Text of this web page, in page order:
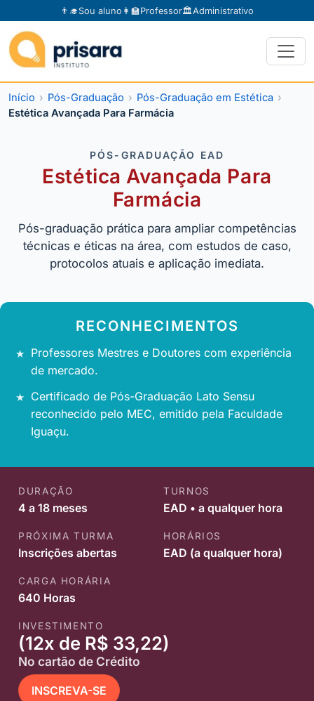
👨‍🎓Sou aluno 👩‍🏫Professor🏛️Administrativo
Início Pós-Graduação
Pós-Graduação em Estética
Estética Avançada Para Farmácia
PÓS-GRADUAÇÃO EAD
Estética Avançada Para
Farmácia
Pós-graduação prática para ampliar competências
técnicas e éticas na área, com estudos de caso,
protocolos atuais e aplicação imediata.
RECONHECIMENTOS
Professores Mestres e Doutores com experiência
de mercado.
Certificado de Pós-Graduação Lato Sensu
reconhecido pelo MEC, emitido pela Faculdade
Iguaçu.
DURAÇÃO
4 a 18 meses
TURNOS
EAD • a qualquer hora
PRÓXIMA TURMA
Inscrições abertas
HORÁRIOS
EAD (a qualquer hora)
CARGA HORÁRIA
640 Horas
INVESTIMENTO
(12x de R$ 33,22)
No cartão de Crédito
INSCREVA-SE